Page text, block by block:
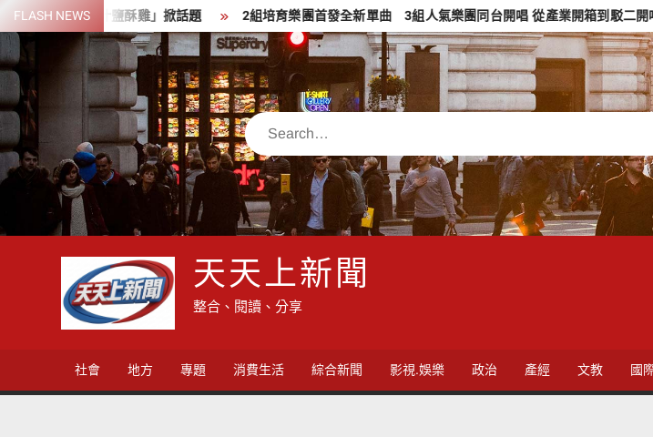
Skip
to
content
FLASH NEWS
酥雞」掀話題 2組培育樂團首發全新單曲 3組人氣樂團同台開唱 從產業開箱到駁二開唱！「高速青春
Search
天天上新聞
整合、閱讀、分享
社會 地方 專題 消費生活 綜合新聞 影視.娛樂 政治 產經 文教 國